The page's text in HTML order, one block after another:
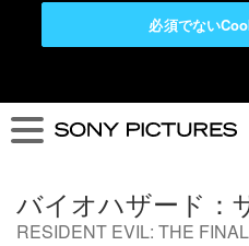
必須でない
バイオハザード：
RESIDENT EVIL: THE